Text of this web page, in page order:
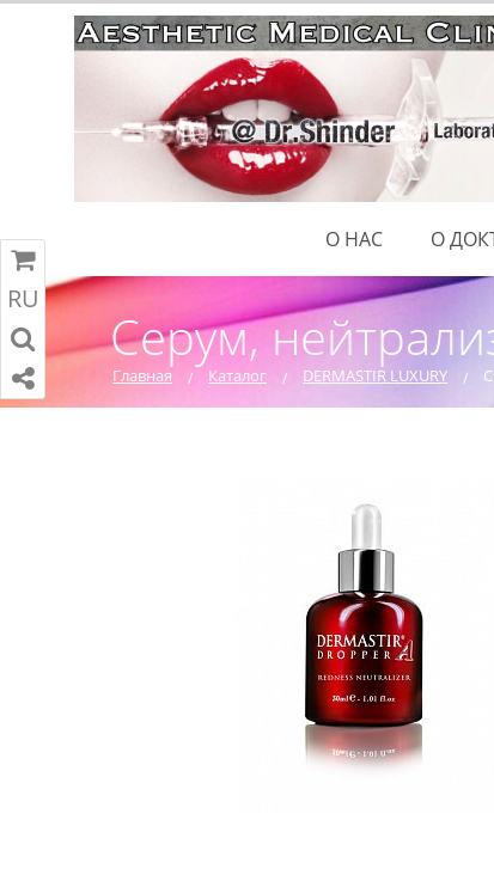
О НАС О
ПЕРЕЙТИ В КОРЗИНУ
RU RU EN
Серум,
Главная Каталог DERMASTIR LUXURY